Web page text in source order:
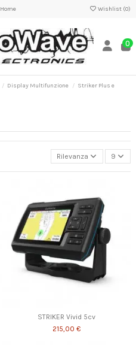
Home Wishlist (0)
0
Display Multifunzione
Striker Plus e
Rilevanza 9
STRIKER Vivid 5cv
215,00 €